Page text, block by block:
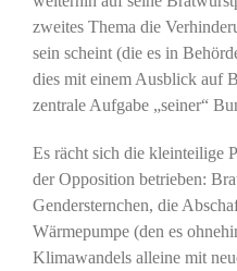
zweites Thema die
sein scheint (die es in
dies mit einem Ausblick auf
zentrale Aufgabe „seiner“
Es rächt sich die kleinteilige
der Opposition betrieben:
Gendersternchen, die
Wärmepumpe (den es
Klimawandels alleine mit